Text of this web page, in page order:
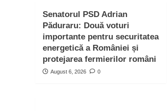
Senatorul PSD Adrian
Păduraru: Două voturi
importante pentru securitatea
energetică a României și
protejarea fermierilor români
August 6, 2026 0